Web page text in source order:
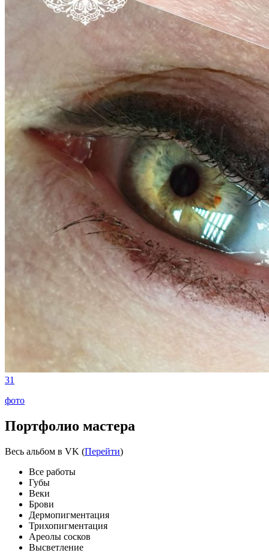
31
фото
Портфолио мастера
Весь альбом в VK (Перейти)
Все работы
Губы
Веки
Брови
Дермопигментация
Трихопигментация
Ареолы сосков
Высветление